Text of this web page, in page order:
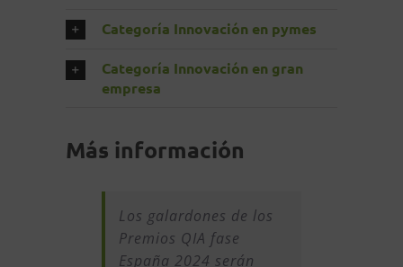
Categoría Innovación en pymes
Categoría Innovación en gran
empresa
Más información
Los galardones de los
Premios QIA fase
España 2024 serán